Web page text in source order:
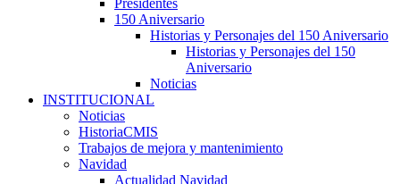
150 Aniversario
Historias y Personajes del 150 Aniversario
Historias y Personajes del 150
Aniversario
Noticias
INSTITUCIONAL
Noticias
HistoriaCMIS
Trabajos de mejora y mantenimiento
Navidad
Actualidad Navidad